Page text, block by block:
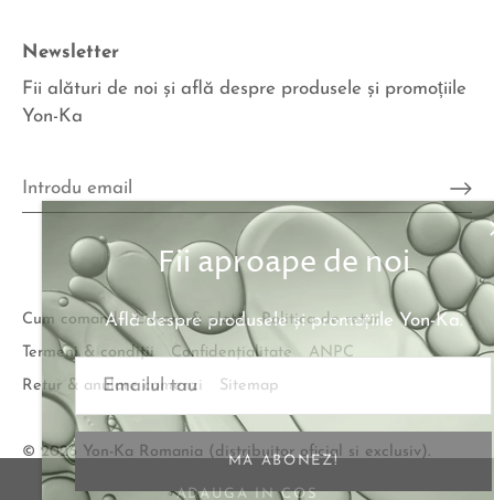
ADAUGA IN COS
Fii aproape de noi
Află despre produsele şi promoţiile Yon-Ka.
MA ABONEZ!
Newsletter
Fii alături de noi şi află despre produsele şi promoțiile
Yon-Ka
Cum comand Livrare & plată
Politica de retur
Termeni & condiţii
Confidenţialitate
ANPC
Retur & anulare comenzi
Sitemap
© 2026 Yon-Ka Romania (distribuitor oficial si exclusiv) .